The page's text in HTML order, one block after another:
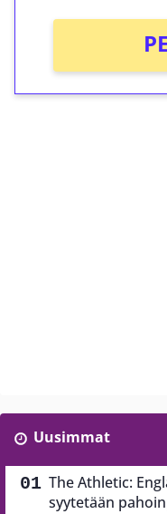
Uusimmat
The Athletic:
syytetään